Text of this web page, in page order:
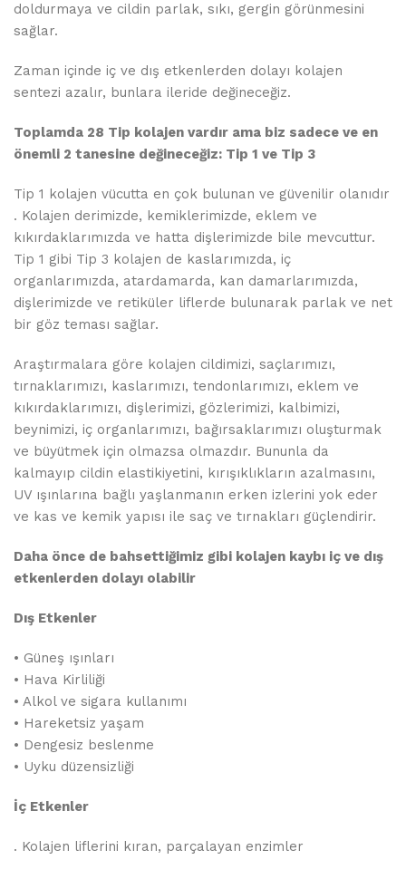
doldurmaya ve cildin parlak, sıkı, gergin görünmesini
sağlar.
Zaman içinde iç ve dış etkenlerden dolayı kolajen
sentezi azalır, bunlara ileride değineceğiz.
Toplamda 28 Tip kolajen vardır ama biz sadece ve en
önemli 2 tanesine değineceğiz: Tip 1 ve Tip 3
Tip 1 kolajen vücutta en çok bulunan ve güvenilir olanıdır
. Kolajen derimizde, kemiklerimizde, eklem ve
kıkırdaklarımızda ve hatta dişlerimizde bile mevcuttur.
Tip 1 gibi Tip 3 kolajen de kaslarımızda, iç
organlarımızda, atardamarda, kan damarlarımızda,
dişlerimizde ve retiküler liflerde bulunarak parlak ve net
bir göz teması sağlar.
Araştırmalara göre kolajen cildimizi, saçlarımızı,
tırnaklarımızı, kaslarımızı, tendonlarımızı, eklem ve
kıkırdaklarımızı, dişlerimizi, gözlerimizi, kalbimizi,
beynimizi, iç organlarımızı, bağırsaklarımızı oluşturmak
ve büyütmek için olmazsa olmazdır. Bununla da
kalmayıp cildin elastikiyetini, kırışıklıkların azalmasını,
UV ışınlarına bağlı yaşlanmanın erken izlerini yok eder
ve kas ve kemik yapısı ile saç ve tırnakları güçlendirir.
Daha önce de bahsettiğimiz gibi kolajen kaybı iç ve dış
etkenlerden dolayı olabilir
Dış Etkenler
• Güneş ışınları
• Hava Kirliliği
• Alkol ve sigara kullanımı
• Hareketsiz yaşam
• Dengesiz beslenme
• Uyku düzensizliği
İç Etkenler
. Kolajen liflerini kıran, parçalayan enzimler